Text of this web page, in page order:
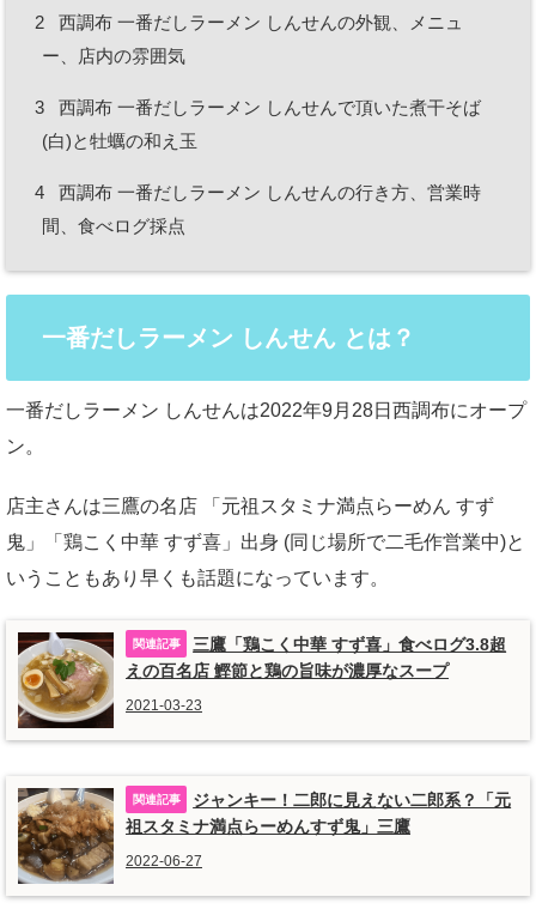
2
西調布 一番だしラーメン しんせんの外観、メニュ
ー、店内の雰囲気
3
西調布 一番だしラーメン しんせんで頂いた煮干そば
(白)と牡蠣の和え玉
4
西調布 一番だしラーメン しんせんの行き方、営業時
間、食べログ採点
一番だしラーメン しんせん とは？
一番だしラーメン しんせんは2022年9月28日西調布にオープ
ン。
店主さんは三鷹の名店 「元祖スタミナ満点らーめん すず
鬼」「鶏こく中華 すず喜」出身 (同じ場所で二毛作営業中)と
いうこともあり早くも話題になっています。
三鷹「鶏こく中華 すず喜」食べログ3.8超
えの百名店 鰹節と鶏の旨味が濃厚なスープ
2021-03-23
ジャンキー！二郎に見えない二郎系？「元
祖スタミナ満点らーめんすず鬼」三鷹
2022-06-27